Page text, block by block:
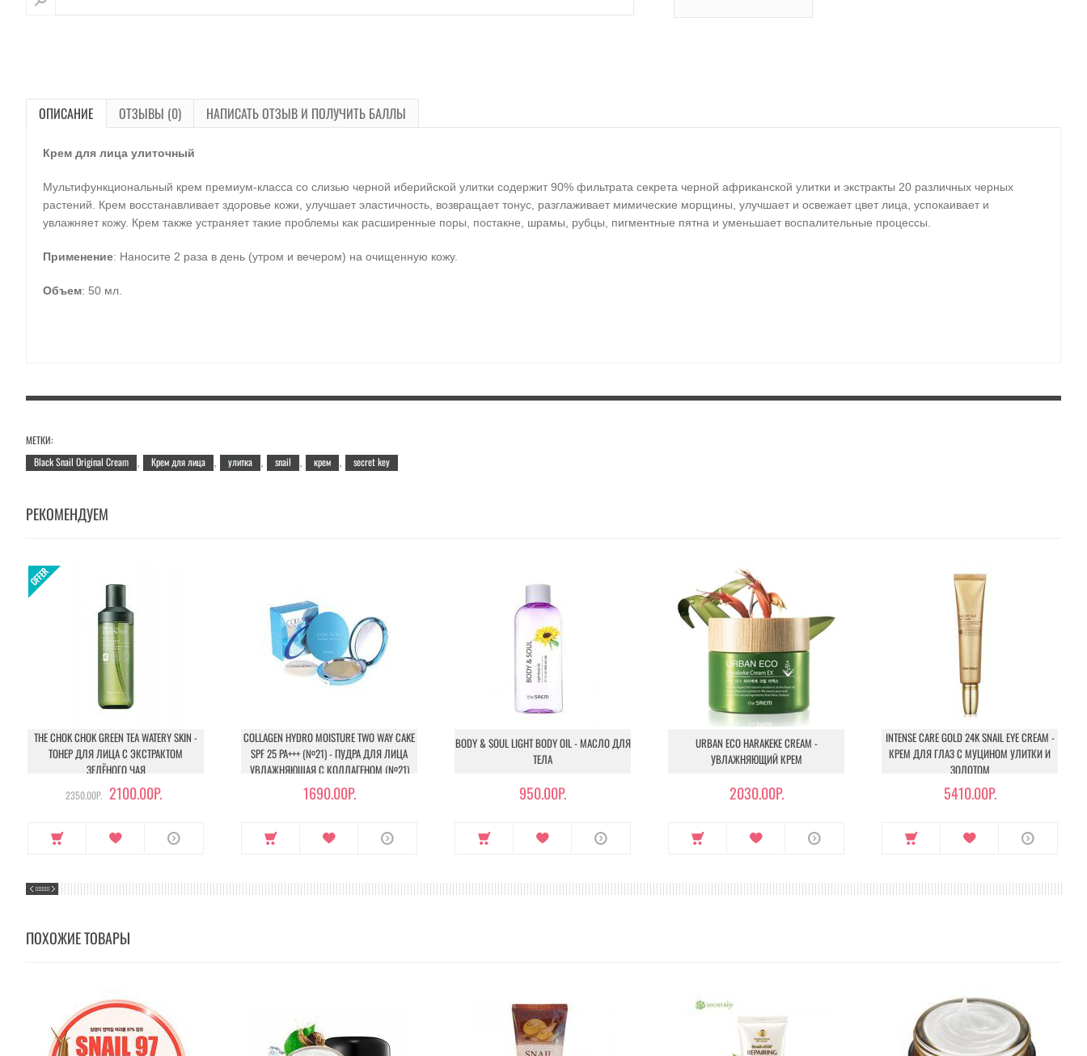
ОПИСАНИЕ ОТЗЫВЫ (0) НАПИСАТЬ ОТЗЫВ И ПОЛУЧИТЬ БАЛЛЫ
Крем для лица улиточный
Мультифункциональный крем премиум-класса со слизью черной иберийской улитки содержит 90% фильтрата секрета черной африканской улитки и экстракты 20 различных черных
растений. Крем восстанавливает здоровье кожи, улучшает эластичность, возвращает тонус, разглаживает мимические морщины, улучшает и освежает цвет лица, успокаивает и
увлажняет кожу. Крем также устраняет такие проблемы как расширенные поры, постакне, шрамы, рубцы, пигментные пятна и уменьшает воспалительные процессы.
Применение: Наносите 2 раза в день (утром и вечером) на очищенную кожу.
Объем: 50 мл.
МЕТКИ:
Black Snail Original Cream
Крем для лица улитка snail крем secret key
РЕКОМЕНДУЕМ
THE CHOK CHOK GREEN TEA WATERY SKIN -
ТОНЕР ДЛЯ ЛИЦА С ЭКСТРАКТОМ
ЗЕЛЁНОГО ЧАЯ
2350.00Р. 2100.00Р.
COLLAGEN HYDRO MOISTURE TWO WAY CAKE
SPF 25 PA+++ (№21) - ПУДРА ДЛЯ ЛИЦА
УВЛАЖНЯЮЩАЯ С КОЛЛАГЕНОМ (№21)
1690.00Р.
BODY & SOUL LIGHT BODY OIL - МАСЛО ДЛЯ
ТЕЛА
950.00Р.
URBAN ECO HARAKEKE CREAM -
УВЛАЖНЯЮЩИЙ КРЕМ
2030.00Р.
INTENSE CARE GOLD 24K SNAIL EYE CREAM -
КРЕМ ДЛЯ ГЛАЗ С МУЦИНОМ УЛИТКИ И
ЗОЛОТОМ
5410.00Р.
ПОХОЖИЕ ТОВАРЫ